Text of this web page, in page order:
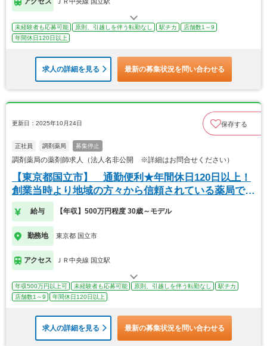
未経験者も応募可能 原則、引越しを伴う転勤なし 駅チカ
店舗数1～9
年間休日120日以上
求人の詳細を見る 最新の募集状況を問い合わせる
更新日：2025年10月24日 保存する
正社員 調剤薬局 募集停止
調剤薬局の薬剤師求人（法人名非公開 ※詳細はお問合せください）
【東京都国立市】 通勤便利★年間休日120日以上！
創業当時より地域の方々から信頼されている薬局です
◎
給与 【年収】500万円程度 30歳～モデル
勤務地 東京都 国立市
アクセス ＪＲ中央線 国立駅
年収500万円以上可 未経験者も応募可能 原則、引越しを伴う転勤なし
駅チカ
店舗数1～9
年間休日120日以上
求人の詳細を見る 最新の募集状況を問い合わせる